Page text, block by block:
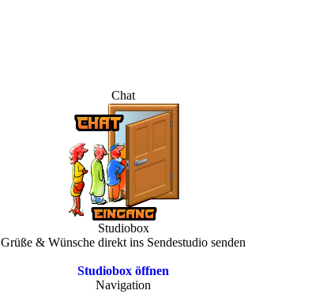
Chat
Studiobox
Grüße & Wünsche direkt ins Sendestudio senden
Studiobox öffnen
Navigation